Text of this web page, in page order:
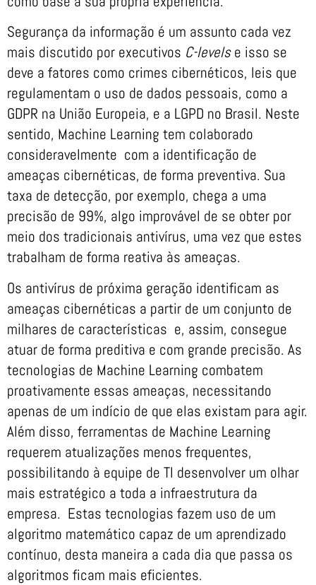
Segurança da informação é um assunto cada vez
mais discutido por executivos C-levelse isso se
deve a fatores como crimes cibernéticos, leis que
regulamentam o uso de dados pessoais, como a
GDPR na União Europeia, e a LGPD no Brasil. Neste
sentido, Machine Learning tem colaborado
consideravelmente com a identificação de
ameaças cibernéticas, de forma preventiva. Sua
taxa de detecção, por exemplo, chega a uma
precisão de 99%, algo improvável de se obter por
meio dos tradicionais antivírus, uma vez que estes
trabalham de forma reativa às ameaças.
Os antivírus de próxima geração identificam as
ameaças cibernéticas a partir de um conjunto de
milhares de características e, assim, consegue
atuar de forma preditiva e com grande precisão. As
tecnologias de Machine Learning combatem
proativamente essas ameaças, necessitando
apenas de um indício de que elas existam para agir.
Além disso, ferramentas de Machine Learning
requerem atualizações menos frequentes,
possibilitando à equipe de TI desenvolver um olhar
mais estratégico a toda a infraestrutura da
empresa. Estas tecnologias fazem uso de um
algoritmo matemático capaz de um aprendizado
contínuo, desta maneira a cada dia que passa os
algoritmos ficam mais eficientes.